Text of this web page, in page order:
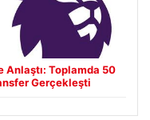
Anlaştı: Toplamda 50
Gerçekleşti